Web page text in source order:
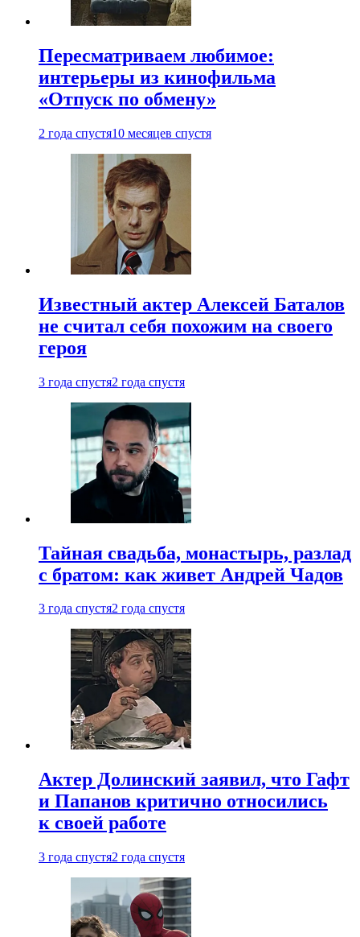
Пересматриваем любимое:
интерьеры из кинофильма
«Отпуск по обмену»
2 года спустя10 месяцев спустя
Известный актер Алексей Баталов
не считал себя похожим на своего
героя
3 года спустя2 года спустя
Тайная свадьба, монастырь, разлад
с братом: как живет Андрей Чадов
3 года спустя2 года спустя
Актер Долинский заявил, что Гафт
и Папанов критично относились
к своей работе
3 года спустя2 года спустя